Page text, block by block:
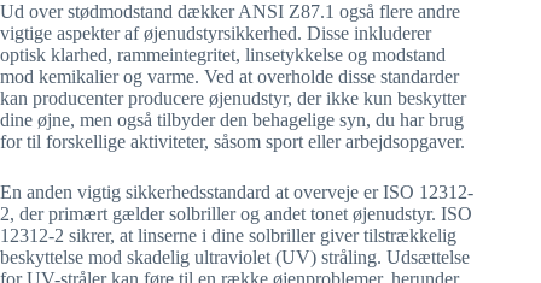
Ud over stødmodstand dækker ANSI Z87.1 også flere andre
vigtige aspekter af øjenudstyrsikkerhed. Disse inkluderer
optisk klarhed, rammeintegritet, linsetykkelse og modstand
mod kemikalier og varme. Ved at overholde disse standarder
kan producenter producere øjenudstyr, der ikke kun beskytter
dine øjne, men også tilbyder den behagelige syn, du har brug
for til forskellige aktiviteter, såsom sport eller arbejdsopgaver.
En anden vigtig sikkerhedsstandard at overveje er ISO 12312-
2, der primært gælder solbriller og andet tonet øjenudstyr. ISO
12312-2 sikrer, at linserne i dine solbriller giver tilstrækkelig
beskyttelse mod skadelig ultraviolet (UV) stråling. Udsættelse
for UV-stråler kan føre til en række øjenproblemer, herunder